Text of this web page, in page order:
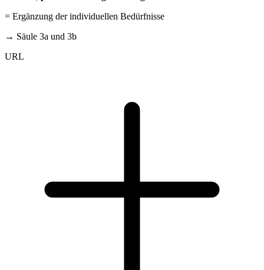
= Ergänzung der individuellen Bedürfnisse
→ Säule 3a und 3b
URL